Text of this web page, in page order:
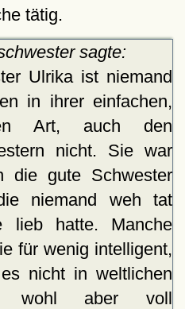
tätig.
sagte:
Ulrika ist niemand
in ihrer einfachen,
Art, auch den
nicht. Sie war
die gute Schwester
niemand weh tat
lieb hatte. Manche
für wenig intelligent,
nicht in weltlichen
wohl aber voll